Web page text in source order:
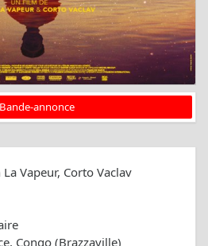
Bande-annonce
Vapeur, Corto Vaclav
Congo (Brazzaville)